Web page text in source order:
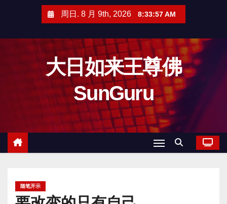
周日. 8 月 9th, 2026 8:33:58 AM
大日如来王尊佛
SunGuru
随笔开示